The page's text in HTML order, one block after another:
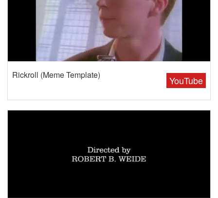
YouTube
Rickroll (Meme Template)